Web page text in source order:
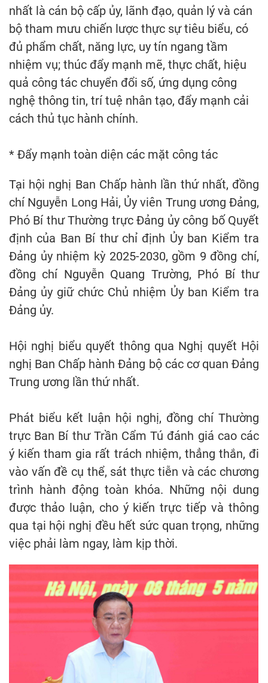
nhất là cán bộ cấp ủy, lãnh đạo, quản lý và cán
bộ tham mưu chiến lược thực sự tiêu biểu, có
đủ phẩm chất, năng lực, uy tín ngang tầm
nhiệm vụ; thúc đẩy mạnh mẽ, thực chất, hiệu
quả công tác chuyển đổi số, ứng dụng công
nghệ thông tin, trí tuệ nhân tạo, đẩy mạnh cải
cách thủ tục hành chính.
* Đẩy mạnh toàn diện các mặt công tác
Tại hội nghị Ban Chấp hành lần thứ nhất, đồng
chí Nguyễn Long Hải, Ủy viên Trung ương Đảng,
Phó Bí thư Thường trực Đảng ủy công bố Quyết
định của Ban Bí thư chỉ định Ủy ban Kiểm tra
Đảng ủy nhiệm kỳ 2025-2030, gồm 9 đồng chí,
đồng chí Nguyễn Quang Trường, Phó Bí thư
Đảng ủy giữ chức Chủ nhiệm Ủy ban Kiểm tra
Đảng ủy.
Hội nghị biểu quyết thông qua Nghị quyết Hội
nghị Ban Chấp hành Đảng bộ các cơ quan Đảng
Trung ương lần thứ nhất.
Phát biểu kết luận hội nghị, đồng chí Thường
trực Ban Bí thư Trần Cẩm Tú đánh giá cao các
ý kiến tham gia rất trách nhiệm, thẳng thắn, đi
vào vấn đề cụ thể, sát thực tiễn và các chương
trình hành động toàn khóa. Những nội dung
được thảo luận, cho ý kiến trực tiếp và thông
qua tại hội nghị đều hết sức quan trọng, những
việc phải làm ngay, làm kịp thời.